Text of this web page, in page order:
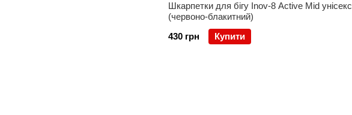
Шкарпетки для бігу Inov-8 Active Mid унісекс
(червоно-блакитний)
430 грн
Купити